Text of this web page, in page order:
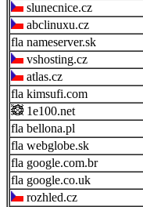
slunecnice.cz
abclinuxu.cz
nameserver.sk
vshosting.cz
atlas.cz
kimsufi.com
1e100.net
bellona.pl
webglobe.sk
google.com.br
google.co.uk
rozhled.cz